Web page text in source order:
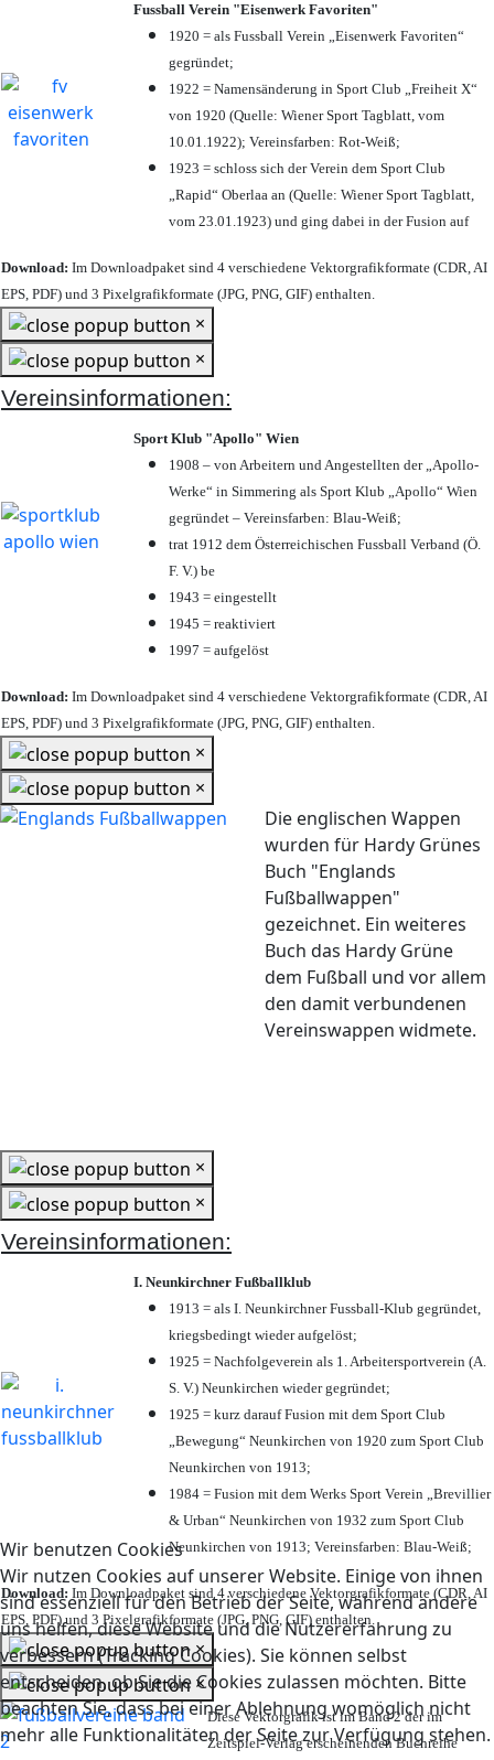
Wir benutzen Cookies
Wir nutzen Cookies auf unserer Website. Einige von ihnen
sind essenziell für den Betrieb der Seite, während andere
uns helfen, diese Website und die Nutzererfahrung zu
verbessern (Tracking Cookies). Sie können selbst
entscheiden, ob Sie die Cookies zulassen möchten. Bitte
beachten Sie, dass bei einer Ablehnung womöglich nicht
mehr alle Funktionalitäten der Seite zur Verfügung stehen.
Fussball Verein "Eisenwerk Favoriten"
1920 = als Fussball Verein „Eisenwerk Favoriten“
gegründet;
1922 = Namensänderung in Sport Club „Freiheit X“
von 1920 (Quelle: Wiener Sport Tagblatt, vom
10.01.1922); Vereinsfarben: Rot-Weiß;
1923 = schloss sich der Verein dem Sport Club
„Rapid“ Oberlaa an (Quelle: Wiener Sport Tagblatt,
vom 23.01.1923) und ging dabei in der Fusion auf
Download: Im Downloadpaket sind 4 verschiedene Vektorgrafikformate (CDR, AI
EPS, PDF) und 3 Pixelgrafikformate (JPG, PNG, GIF) enthalten.
×
×
Vereinsinformationen:
Sport Klub "Apollo" Wien
1908 – von Arbeitern und Angestellten der „Apollo-
Werke“ in Simmering als Sport Klub „Apollo“ Wien
gegründet – Vereinsfarben: Blau-Weiß;
trat 1912 dem Österreichischen Fussball Verband (Ö.
F. V.) be
1943 = eingestellt
1945 = reaktiviert
1997 = aufgelöst
Download: Im Downloadpaket sind 4 verschiedene Vektorgrafikformate (CDR, AI
EPS, PDF) und 3 Pixelgrafikformate (JPG, PNG, GIF) enthalten.
×
×
Die englischen Wappen
wurden für Hardy Grünes
Buch "Englands
Fußballwappen"
gezeichnet. Ein weiteres
Buch das Hardy Grüne
dem Fußball und vor allem
den damit verbundenen
Vereinswappen widmete.
×
×
Vereinsinformationen:
I. Neunkirchner Fußballklub
1913 = als I. Neunkirchner Fussball-Klub gegründet,
kriegsbedingt wieder aufgelöst;
1925 = Nachfolgeverein als 1. Arbeitersportverein (A.
S. V.) Neunkirchen wieder gegründet;
1925 = kurz darauf Fusion mit dem Sport Club
„Bewegung“ Neunkirchen von 1920 zum Sport Club
Neunkirchen von 1913;
1984 = Fusion mit dem Werks Sport Verein „Brevillier
& Urban“ Neunkirchen von 1932 zum Sport Club
Neunkirchen von 1913; Vereinsfarben: Blau-Weiß;
Download: Im Downloadpaket sind 4 verschiedene Vektorgrafikformate (CDR, AI
EPS, PDF) und 3 Pixelgrafikformate (JPG, PNG, GIF) enthalten.
×
×
Diese Vektorgrafik ist im Band 2 der im
Zeitspiel-Verlag erscheinenden Buchreihe